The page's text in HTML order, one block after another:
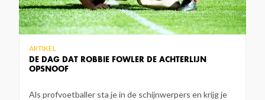
DE DAG DAT ROBBIE FOWLER DE ACHTERLIJN
OPSNOOF
ARTIKEL
Als profvoetballer sta je in de schijnwerpers en krijg je